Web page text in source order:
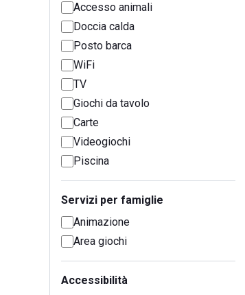
Accesso animali
Doccia calda
Posto barca
WiFi
TV
Giochi da tavolo
Carte
Videogiochi
Piscina
Servizi per famiglie
Animazione
Area giochi
Accessibilità